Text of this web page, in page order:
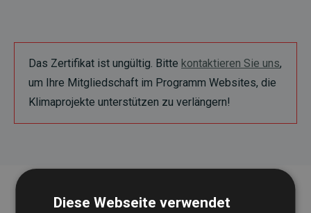
Das Zertifikat ist ungültig. Bitte kontaktieren Sie uns,
um Ihre Mitgliedschaft im Programm Websites, die
Klimaprojekte unterstützen zu verlängern!
Diese Webseite verwendet